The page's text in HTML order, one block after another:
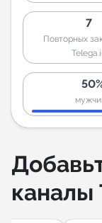
7
Повторных
каналы